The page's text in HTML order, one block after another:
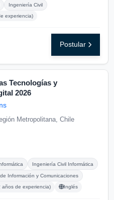
Ingeniería Civil
experiencia)
Postular
Tecnologías y
2026
Metropolitana, Chile
Ingeniería Civil Informática
Información y Comunicaciones
años de experiencia) Inglés